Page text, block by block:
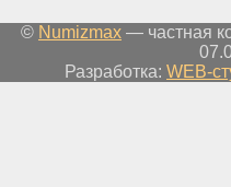
© Numizmax — частная
Разработка: WEB-